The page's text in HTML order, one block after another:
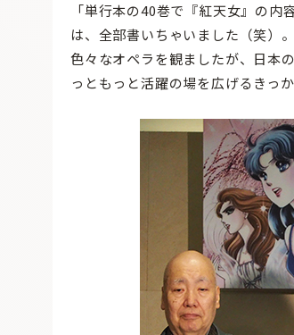
「単行本の40巻で『紅天女』の
は、全部書いちゃいました（笑）
色々なオペラを観ましたが、日本
っともっと活躍の場を広げるきっ